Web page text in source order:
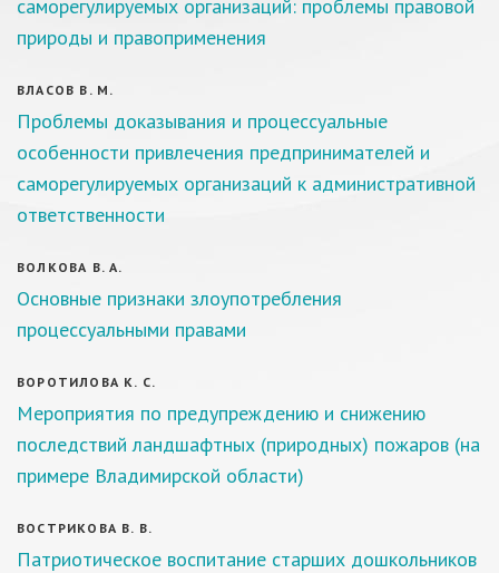
саморегулируемых организаций: проблемы правовой
природы и правоприменения
ВЛАСОВ В. М.
Проблемы доказывания и процессуальные
особенности привлечения предпринимателей и
саморегулируемых организаций к административной
ответственности
ВОЛКОВА В. А.
Основные признаки злоупотребления
процессуальными правами
ВОРОТИЛОВА К. С.
Мероприятия по предупреждению и снижению
последствий ландшафтных (природных) пожаров (на
примере Владимирской области)
ВОСТРИКОВА В. В.
Патриотическое воспитание старших дошкольников